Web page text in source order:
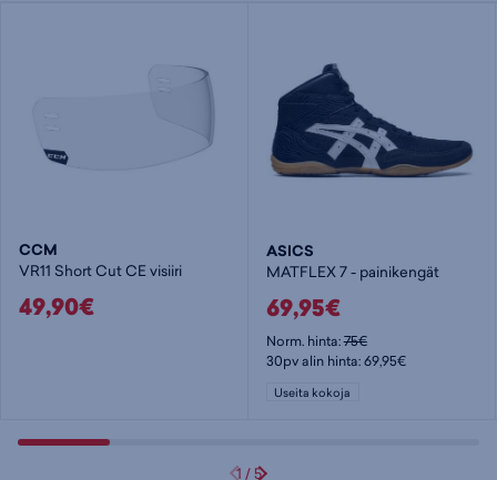
CCM
VR11 Short Cut CE visiiri
49,90€
ASICS
MATFLEX 7 - painikengät
69,95€
Norm. hinta:75€
30pv alin hinta: 69,95€
Useita kokoja
1 /5